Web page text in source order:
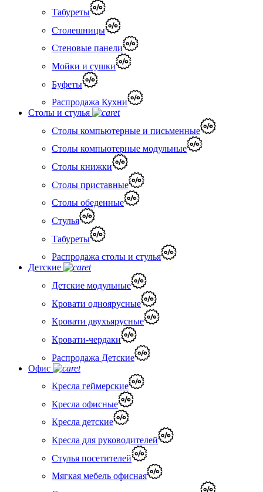
Табуреты
Столешницы
Стеновые панели
Мойки и сушки
Буфеты
Распродажа Кухни
Столы и стулья
Столы компьютерные и письменные
Столы компьютерные модульные
Столы книжки
Столы приставные
Столы обеденные
Стулья
Табуреты
Распродажа столы и стулья
Детские
Детские модульные
Кровати одноярусные
Кровати двухъярусные
Кровати-чердаки
Распродажа Детские
Офис
Кресла геймерские
Кресла офисные
Кресла детские
Кресла для руководителей
Стулья посетителей
Мягкая мебель офисная